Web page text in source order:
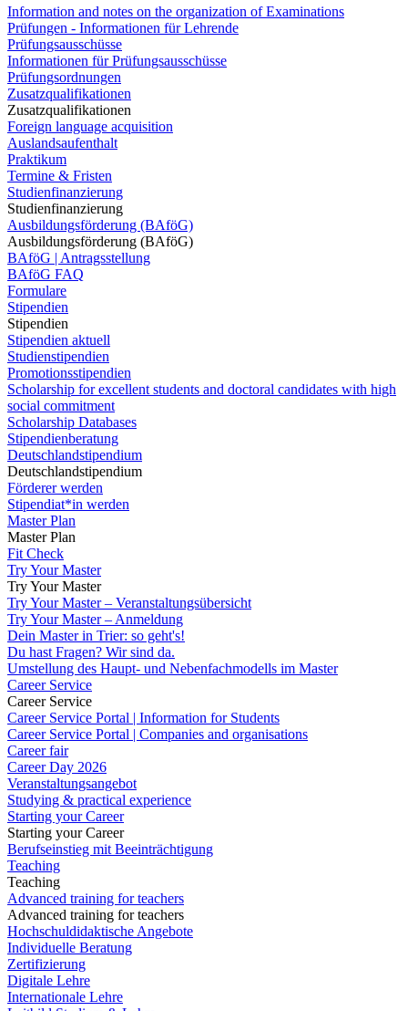
Information and notes on the organization of Examinations
Prüfungen - Informationen für Lehrende
Prüfungsausschüsse
Informationen für Prüfungsausschüsse
Prüfungsordnungen
Zusatzqualifikationen
Zusatzqualifikationen
Foreign language acquisition
Auslandsaufenthalt
Praktikum
Termine & Fristen
Studienfinanzierung
Studienfinanzierung
Ausbildungsförderung (BAföG)
Ausbildungsförderung (BAföG)
BAföG | Antragsstellung
BAföG FAQ
Formulare
Stipendien
Stipendien
Stipendien aktuell
Studienstipendien
Promotionsstipendien
Scholarship for excellent students and doctoral candidates with high
social commitment
Scholarship Databases
Stipendienberatung
Deutschlandstipendium
Deutschlandstipendium
Förderer werden
Stipendiat*in werden
Master Plan
Master Plan
Fit Check
Try Your Master
Try Your Master
Try Your Master – Veranstaltungsübersicht
Try Your Master – Anmeldung
Dein Master in Trier: so geht's!
Du hast Fragen? Wir sind da.
Umstellung des Haupt- und Nebenfachmodells im Master
Career Service
Career Service
Career Service Portal | Information for Students
Career Service Portal | Companies and organisations
Career fair
Career Day 2026
Veranstaltungsangebot
Studying & practical experience
Starting your Career
Starting your Career
Berufseinstieg mit Beeinträchtigung
Teaching
Teaching
Advanced training for teachers
Advanced training for teachers
Hochschuldidaktische Angebote
Individuelle Beratung
Zertifizierung
Digitale Lehre
Internationale Lehre